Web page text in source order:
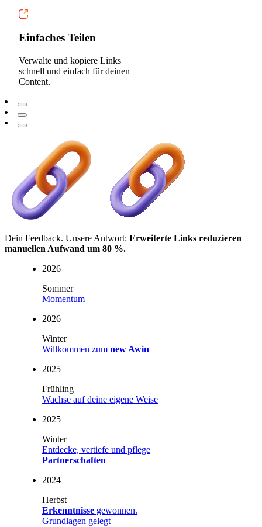
Einfaches Teilen
Verwalte und kopiere Links
schnell und einfach für deinen
Content.
Dein Feedback. Unsere Antwort: Erweiterte Links reduzieren
manuellen Aufwand um 80 %.
2026
Sommer
Momentum
2026
Winter
Willkommen zum new Awin
2025
Frühling
Wachse auf deine eigene Weise
2025
Winter
Entdecke, vertiefe und pflege
Partnerschaften
2024
Herbst
Erkenntnisse gewonnen.
Grundlagen gelegt